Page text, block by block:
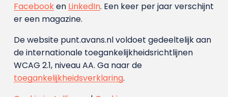
Facebooken LinkedIn. Een keer per jaar verschijnt
er een magazine.
De website punt.avans.nl voldoet gedeeltelijk aan
de internationale toegankelijkheidsrichtlijnen
WCAG 2.1, niveau AA. Ga naar de
toegankelijkheidsverklaring.